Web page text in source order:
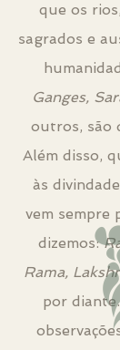
que os
sagrados e
Ganges,
outros, são
Além disso,
às
vem sempre
dizemos:
Rama,
por